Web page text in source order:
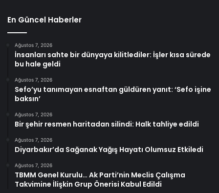
En Güncel Haberler
Ağustos 7, 2026
İnsanları sahte bir dünyaya kilitlediler: İşler kısa sürede
bu hale geldi
Ağustos 7, 2026
Sefo’yu tanımayan esnaftan güldüren yanıt: ‘Sefo işine
baksın’
Ağustos 7, 2026
Bir şehir resmen haritadan silindi: Halk tahliye edildi
Ağustos 7, 2026
Diyarbakır’da Sağanak Yağış Hayatı Olumsuz Etkiledi
Ağustos 7, 2026
TBMM Genel Kurulu… Ak Parti’nin Meclis Çalışma
Takvimine İlişkin Grup Önerisi Kabul Edildi